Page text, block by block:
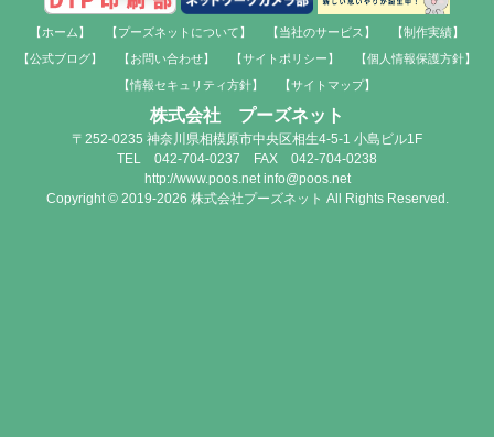
【ホーム】 【プーズネットについて】 【当社のサービス】
【制作実績】
【公式ブログ】
【お問い合わせ】 【サイトポリシー】
【個人情報保護方針】
【情報セキュリティ方針】
【サイトマップ】
株式会社 プーズネット
〒252-0235 神奈川県相模原市中央区相生4-5-1 小島ビル1F
TEL 042-704-0237 FAX 042-704-0238
http://www.poos.net info@poos.net
Copyright © 2019-2026 株式会社プーズネット All Rights Reserved.